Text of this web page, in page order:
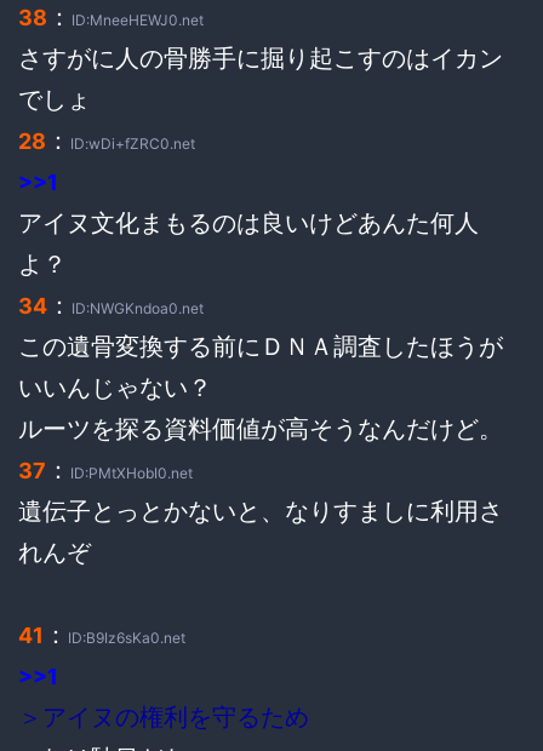
38 ： ID:MneeHEWJ0.net
さすがに人の骨勝手に掘り起こすのはイカン
でしょ
28 ： ID:wDi+fZRC0.net
>>1
アイヌ文化まもるのは良いけどあんた何人
よ？
34 ： ID:NWGKndoa0.net
この遺骨変換する前にＤＮＡ調査したほうが
いいんじゃない？
ルーツを探る資料価値が高そうなんだけど。
37 ： ID:PMtXHobI0.net
遺伝子とっとかないと、なりすましに利用さ
れんぞ
41 ： ID:B9Iz6sKa0.net
>>1
＞アイヌの権利を守るため